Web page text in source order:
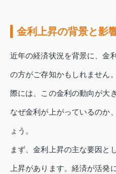
金利上昇の背景と影
近年の経済状況を背景に、金
の方がご存知かもしれません
際には、この金利の動向が大
なぜ金利が上がっているのか
ょう。
まず、金利上昇の主な要因と
上昇があります。経済が活発